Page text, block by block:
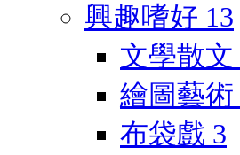
興趣嗜好 13
文學散文
繪圖藝術
布袋戲 3